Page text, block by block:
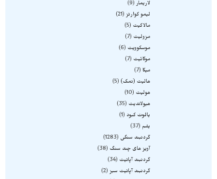
لاریمار 9
لیمو کوارتز 21
مالاکیت
5
مزولیت
7
موسکوویت
6
موکائیت
7
میکا
7
هالیت (نمک) 5
هولیت
10
هیولاندیت
35
یاقوت کبود
1
یشم
37
گردنبند سنگی
1283
آویز های چند سنگ
38
گردنبند آپاتیت
34
گردنبند آپاتیت سبز 2